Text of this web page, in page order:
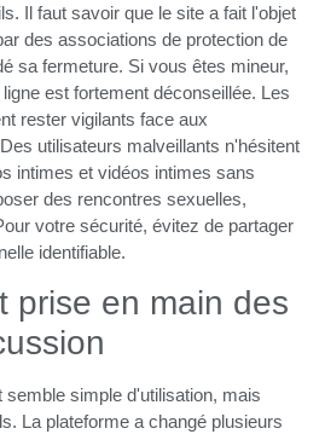
Il faut savoir que le site a fait l'objet
des associations de protection de
sa fermeture. Si vous êtes mineur,
est fortement déconseillée. Les
rester vigilants face aux
utilisateurs malveillants n'hésitent
intimes et vidéos intimes sans
des rencontres sexuelles,
votre sécurité, évitez de partager
identifiable.
prise en main des
semble simple d'utilisation, mais
La plateforme a changé plusieurs